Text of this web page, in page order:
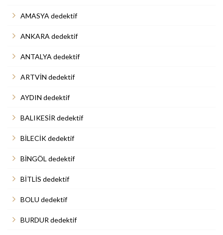
AMASYA dedektif
ANKARA dedektif
ANTALYA dedektif
ARTVİN dedektif
AYDIN dedektif
BALIKESİR dedektif
BİLECİK dedektif
BİNGÖL dedektif
BİTLİS dedektif
BOLU dedektif
BURDUR dedektif